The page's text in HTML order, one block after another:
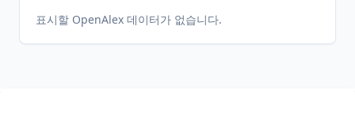
표시할 OpenAlex 데이터가 없습니다.